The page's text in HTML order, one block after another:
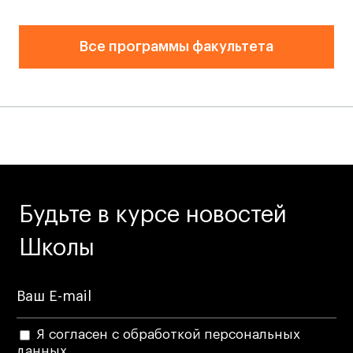
Лицензии и аккредитации
Для прессы
Ресурсы
Контакты
Поступающим
Условия поступления
Иностранным студентам
Вопросы и ответы
Все программы факультета
Будьте в курсе новостей
Школы
Я согласен с обработкой персональных